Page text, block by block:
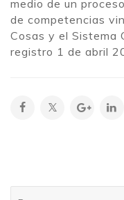
medio de un
de competencias
Cosas y el Sistema
registro 1 de abril